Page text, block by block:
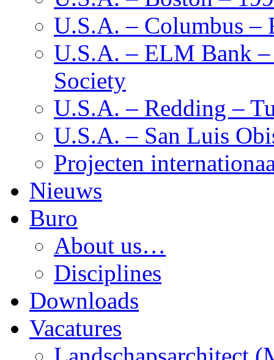
U.S.A. – Columbus –
U.S.A. – ELM Bank
Society
U.S.A. – Redding –
U.S.A. – San Luis
Projecten
Nieuws
Buro
About us…
Disciplines
Downloads
Vacatures